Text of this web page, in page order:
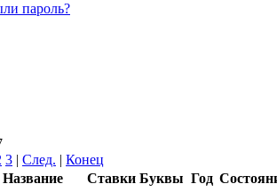
пароль?
3 | След. | Конец
Название Ставки Буквы Год